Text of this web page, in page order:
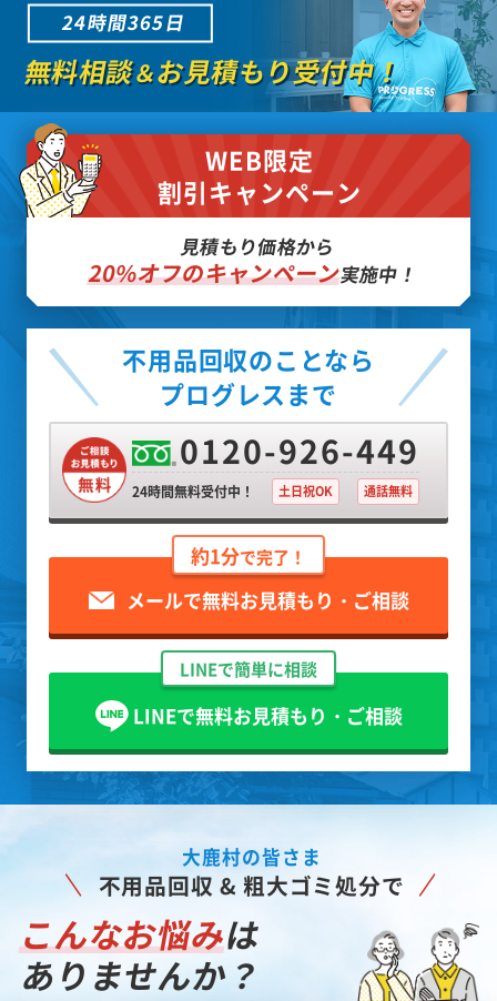
24時間365日
無料相談＆お見積もり受付中！
WEB限定
割引キャンペーン
見積もり価格から
20%オフのキャンペーン実施中！
不用品回収のことなら
プログレスまで
0120-926-449
24時間無料受付中！ 土日祝OK 通話無料
約1分で完了！
メールで無料お見積もり・ご相談
LINEで簡単に相談
LINEで無料お見積もり・ご相談
大鹿村の皆さま
不用品回収 & 粗大ゴミ処分で
こんなお悩みは
ありませんか？